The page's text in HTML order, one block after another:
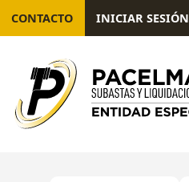
CONTACTO INICIAR SESIÓN